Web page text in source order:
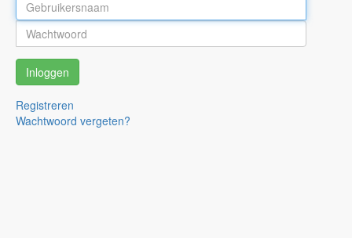
Inloggen
Registreren
Wachtwoord vergeten?